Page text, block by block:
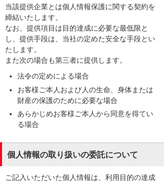
当該提供企業とは個人情報保護に関する契約を
締結いたします。
なお、提供項目は目的達成に必要な最低限と
し、提供手段は、当社の定めた安全な手段とい
たします。
また次の場合も第三者に提供します。
法令の定めによる場合
お客様ご本人および人の生命、身体または
財産の保護のために必要な場合
あらかじめお客様ご本人から同意を得てい
る場合
個人情報の取り扱いの委託について
ご記入いただいた個人情報は、利用目的の達成